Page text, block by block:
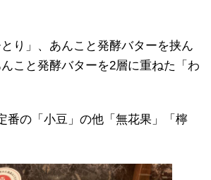
り」、あんこと発酵バターを挟ん
こと発酵バターを2層に重ねた「わ
番の「小豆」の他「無花果」「檸